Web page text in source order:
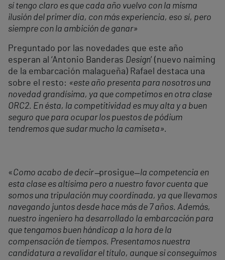
sí tengo claro es que cada año vuelvo con la misma
ilusión del primer día, con más experiencia, eso sí, pero
siempre con la ambición de ganar»
Preguntado por las novedades que este año
esperan al ‘Antonio Banderas Design’ (nuevo naiming
de la embarcación malagueña) Rafael destaca una
sobre el resto: «este año presenta para nosotros una
novedad grandísima, ya que competimos en otra clase
ORC2. En ésta, la competitividad es muy alta y a buen
seguro que para ocupar los puestos de pódium
tendremos que sudar mucho la camiseta».
«Como acabo de decir ̶prosigue ̶la competencia en
esta clase es altísima pero a nuestro favor cuenta que
somos una tripulación muy coordinada, ya que llevamos
navegando juntos desde hace más de 7 años. Además,
nuestro ingeniero ha desarrollado la embarcación para
que tengamos buen hándicap a la hora de la
compensación de tiempos. Presentamos nuestra
candidatura a revalidar el título, aunque si conseguimos